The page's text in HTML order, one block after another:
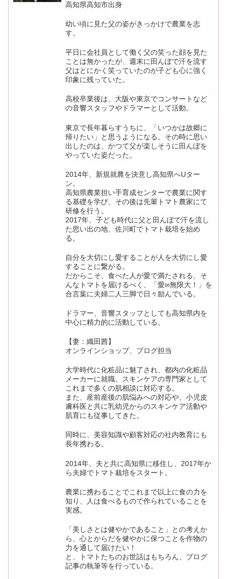
高知県高知市出身
幼い頃に見た父の姿がきっかけで農業を志
す。
平日に会社員として働く父の笑った顔を見た
ことは無かったが、週末に田んぼで汗を流す
父はとにかく笑っていたのが子ども心に強く
印象に残っていた。
高校卒業後は、大阪や東京でコンサートなど
の音響スタッフやドラマーとして活動。
東京で長年暮らすうちに、「いつかは故郷に
帰りたい」と思うようになる。その時に思い
出したのは、かつて父が楽しそうに田んぼを
やっていた姿だった。
2014年、新規就農を決意し高知県へUター
ン。
高知県農業担い手育成センターで農業に関す
る基礎を学び、その後は先輩トマト農家にて
研修を行う。
2017年、子ども時代に父と田んぼで汗を流し
た思い出の地、佐川町でトマト栽培を始め
る。
自分を大切にし愛することが人を大切にし愛
することに繋がる。
だからこそ、食べた人が愛で満たされる、そ
んなトマトを届けるべく、「愛∞無限大！」を
合言葉に夫婦二人三脚で日々励んでいる。
ドラマー、音響スタッフとしても高知県内を
中心に精力的に活動している。
【妻：織田茜】
オンラインショップ、ブログ担当
大学時代に化粧品に魅了され、都内の化粧品
メーカーに就職。スキンケアの専門家として
これまで多くの肌相談に対応する。
また、産前産後の肌悩みへの対応や、小児皮
膚科医と共に乳幼児からのスキンケア活動や
肌育にも従事してきた。
同時に、美容知識や顧客対応の社内教育にも
長年携わる。
2014年、夫と共に高知県に移住し、2017年か
ら夫婦でトマト栽培をスタート。
農業に携わることでこれまで以上に食の力を
知り、人は食べるもので作られていることを
実感。
「美しさとは健やかであること」との考えか
ら、心とからだを健やかに保つことを作物の
力を通して届けたい！
と、トマトたちのお世話はもちろん、ブログ
記事の執筆等を行っている。